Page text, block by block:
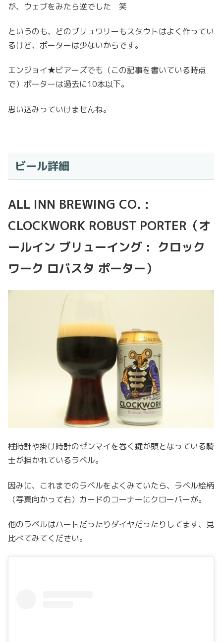
が、ウェブをみたら逆でした 笑
というのも、どのブリュワリーもスタウトはよく作ってい
るけど、ポーターは少ないからです。
エンジョイ★ビアーズでも（この記事を書いている時点
で）ポーターは過去に10本以下。
思い込みっていけませんね。
ビール詳細
ALL INN BREWING CO. :
CLOCKWORK ROBUST PORTER（オ
ールイン ブリューイング : クロック
ワーク ロバスタ ポーター）
柱時計や掛け時計のゼンマイを巻く鍵が頭となっている騎
士が描かれているラベル。
因みに、これまでのラベルをよくみていたら、ラベル絵柄
（写真向かって右）カードのコーナーにクローバーが。
他のラベルはハートだったりダイヤだったりしてます、見
比べてみてください。